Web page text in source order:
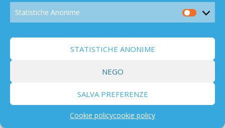
Statistiche Anonime
STATISTICHE ANONIME
NEGO
SALVA PREFERENZE
Cookie policycookie policy
50
ECONOMICO